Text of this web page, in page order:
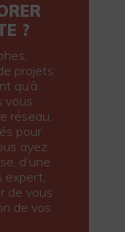
?
projets
qu’à
vous
réseau,
pour
ayez
d’une
expert,
de vous
de vos